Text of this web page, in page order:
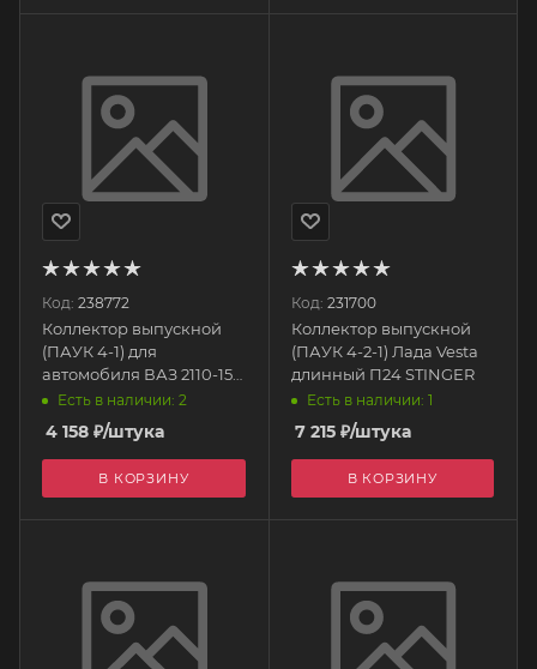
Код: 238772
Коллектор выпускной
(ПАУК 4-1) для
автомобиля ВАЗ 2110-15-
70 8кл, 2
датчика."СУБАРУ" П47
STINGER
Есть в наличии: 2
4 158 ₽/штука
В КОРЗИНУ
Код: 231700
Коллектор выпускной
(ПАУК 4-2-1) Лада Vesta
длинный П24 STINGER
Есть в наличии: 1
7 215₽/штука
В КОРЗИНУ